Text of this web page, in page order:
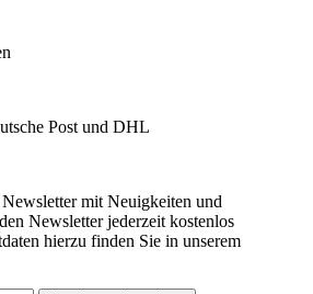
mit Neuigkeiten und
Newsletter jederzeit kostenlos
hierzu finden Sie in unserem